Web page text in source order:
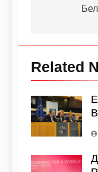
Related